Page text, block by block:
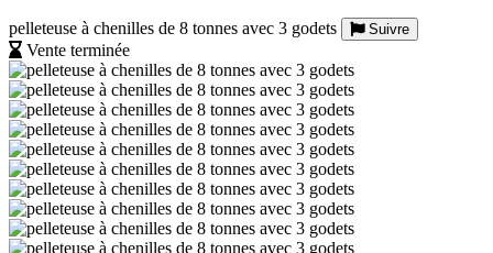
pelleteuse à chenilles de 8 tonnes avec 3 godets Suivre
Vente terminée